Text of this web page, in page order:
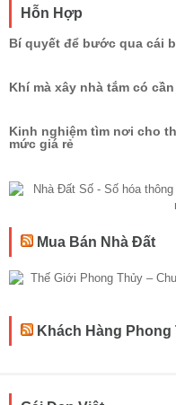
Hỗn Hợp
Bí quyết để bước qua cái
Khí mà xây nhà tắm có
Kinh nghiệm tìm nơi cho
mức giá rẻ
Mua Bán Nhà Đất
Khách Hàng Phong